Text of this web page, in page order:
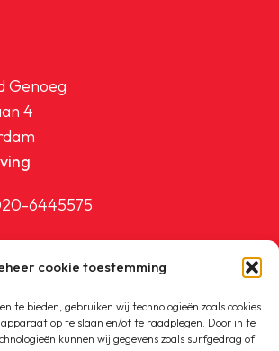
cookie toestemming
te bieden, gebruiken wij technologieën zoals cookies
op te slaan en/of te raadplegen. Door in te
kunnen wij gegevens zoals surfgedrag of
Genoeg
4
6445575